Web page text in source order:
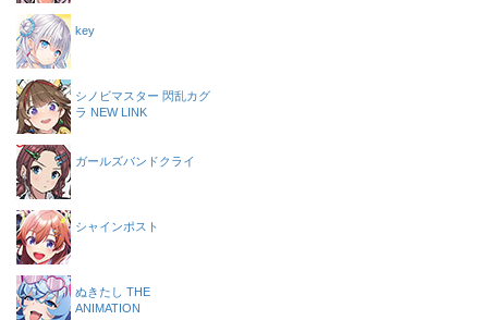
key
シノビマスター 閃乱カグ
ラ NEW LINK
ガールズバンドクライ
シャインポスト
ぬきたし THE
ANIMATION